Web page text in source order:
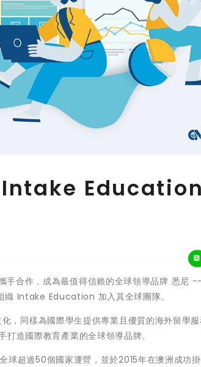
Intake Education
合作，成為最值得信賴的全球領導品牌 悉尼
Intake Education 加入其全球團隊。
同樣為國際學生提供專業且優質的海外留學服
造國際教育產業的全球領導品牌。
球超過50個國家運營，並於2015年在澳洲成功